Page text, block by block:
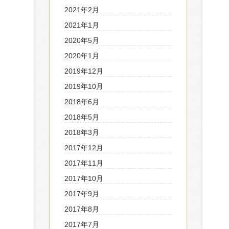
2021年2月
2021年1月
2020年5月
2020年1月
2019年12月
2019年10月
2018年6月
2018年5月
2018年3月
2017年12月
2017年11月
2017年10月
2017年9月
2017年8月
2017年7月